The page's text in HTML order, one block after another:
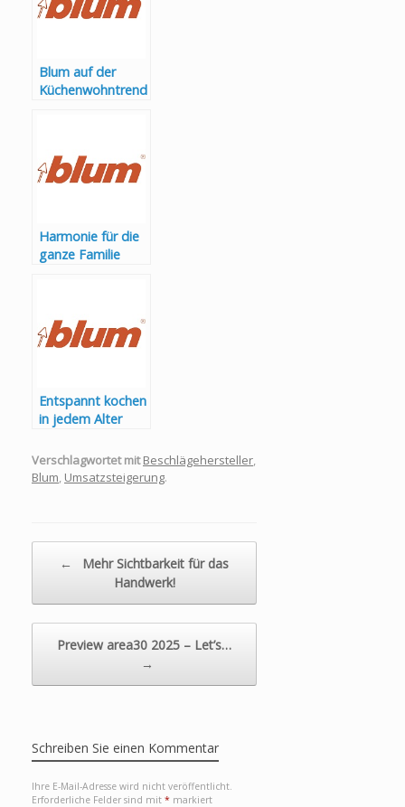
Blum auf der
Küchenwohntrend
Harmonie für die
ganze Familie
Entspannt kochen
in jedem Alter
Verschlagwortet mit Beschlägehersteller,
Blum, Umsatzsteigerung.
←
Mehr Sichtbarkeit für das
Handwerk!
Preview area30 2025 – Let’s…
→
Schreiben Sie einen Kommentar
Ihre E-Mail-Adresse wird nicht veröffentlicht.
Erforderliche Felder sind mit * markiert